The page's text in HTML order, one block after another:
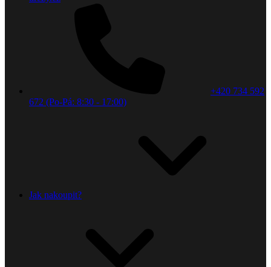
+420 734 592
672 (Po-Pá: 8:30 - 17:00)
Jak nakoupit?